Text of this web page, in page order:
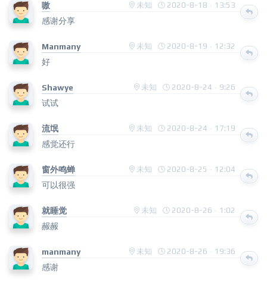
嗷 未知 2020-8-18 · 13:53
感谢分享
Manmany 未知 2020-8-19 · 12:32
好
Shawye 未知 2020-8-24 · 9:26
试试
流氓 未知 2020-8-24 · 17:19
感觉还行
窗外鸣蝉 未知 2020-8-25 · 12:04
可以很强
就睡觉 未知 2020-8-26 · 1:02
赧赧
manmany 未知 2020-8-26 · 19:36
感谢